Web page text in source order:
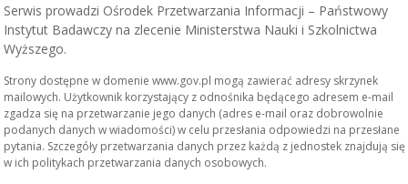
Serwis prowadzi Ośrodek Przetwarzania Informacji – Państwowy
Instytut Badawczy na zlecenie Ministerstwa Nauki i Szkolnictwa
Wyższego.
Strony dostępne w domenie www.gov.pl mogą zawierać adresy skrzynek
mailowych. Użytkownik korzystający z odnośnika będącego adresem e-mail
zgadza się na przetwarzanie jego danych (adres e-mail oraz dobrowolnie
podanych danych w wiadomości) w celu przesłania odpowiedzi na przesłane
pytania. Szczegóły przetwarzania danych przez każdą z jednostek znajdują się
w ich politykach przetwarzania danych osobowych.